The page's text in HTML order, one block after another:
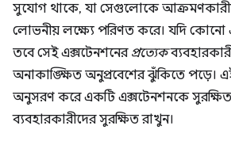
সুযোগ থাকে, যা সেগুলোকে
লোভনীয় লক্ষ্যে পরিণত করে। যদি কোনো
তবে সেই এক্সটেনশনের প্রত্যেক
অনাকাঙ্ক্ষিত অনুপ্রবেশের ঝুঁকিতে পড়ে।
অনুসরণ করে একটি এক্সটেনশনকে
ব্যবহারকারীদের সুরক্ষিত রাখুন।